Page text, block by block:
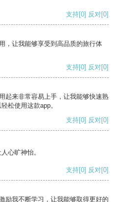
支持[0] 反对[0]
，让我能够享受到高品质的旅行体
支持[0] 反对[0]
起来非常容易上手，让我能够快速熟
松使用这款app。
支持[0] 反对[0]
心旷神怡。
支持[0] 反对[0]
励我不断学习，让我能够取得更好的